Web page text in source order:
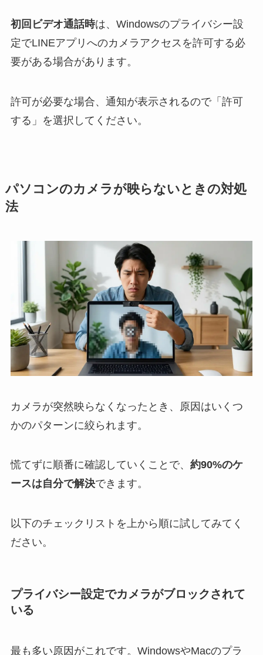
初回ビデオ通話時は、Windowsのプライバシー設
定でLINEアプリへのカメラアクセスを許可する必
要がある場合があります。
許可が必要な場合、通知が表示されるので「許可
する」を選択してください。
パソコンのカメラが映らないときの対処
法
カメラが突然映らなくなったとき、原因はいくつ
かのパターンに絞られます。
慌てずに順番に確認していくことで、 約90%のケ
ースは自分で解決できます。
以下のチェックリストを上から順に試してみてく
ださい。
プライバシー設定でカメラがブロックされて
いる
最も多い原因がこれです。WindowsやMacのプラ